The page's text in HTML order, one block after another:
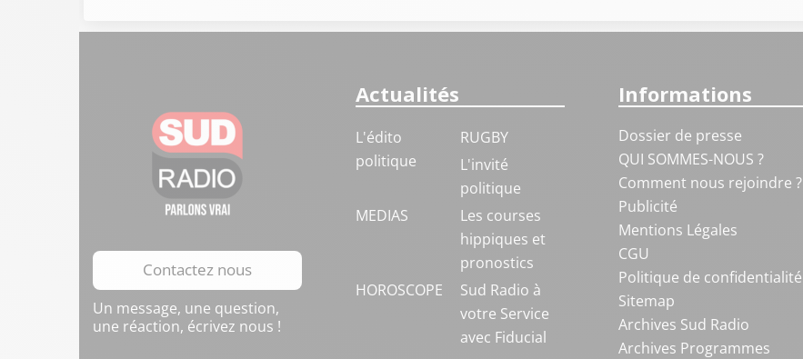
Contactez nous
Un message, une question,
une réaction, écrivez nous !
Actualités
L'édito
politique
RUGBY
L'invité
politique
MEDIAS
Les courses
hippiques et
pronostics
HOROSCOPE
Sud Radio à
votre Service
avec Fiducial
Informations
Dossier de presse
QUI SOMMES-NOUS ?
Comment nous rejoindre ?
Publicité
Mentions Légales
CGU
Politique de confidentialité
Sitemap
Archives Sud Radio
Archives Programmes